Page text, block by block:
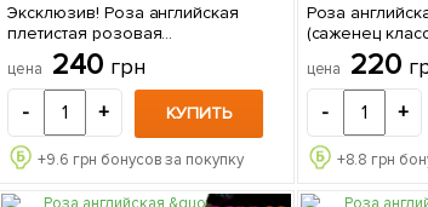
Эксклюзив! Роза английская
плетистая розовая
"Маршмеллоу" (Marshmallow)
(саженец класса АА+,
премиальный морозостойкий
сорт) 1 шт в упаковке
цена 240 грн
- + КУПИТЬ
+9.6 грн бонусов за покупку
Роза
(саженец
сорт 1
цена 220
- +
+8.8 грн